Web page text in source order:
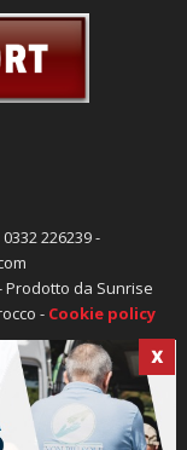
X
226239 -
Prodotto da Sunrise
- Cookie policy